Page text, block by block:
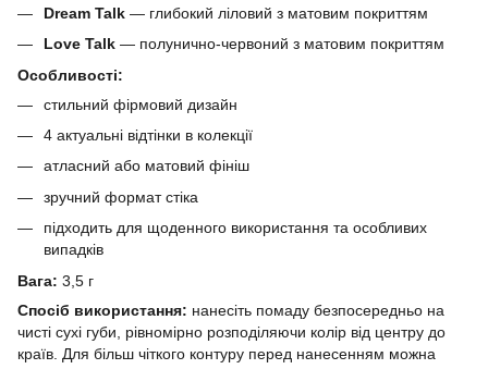
Dream Talk — глибокий ліловий з матовим покриттям
Love Talk — полунично-червоний з матовим покриттям
Особливості:
стильний фірмовий дизайн
4 актуальні відтінки в колекції
атласний або матовий фініш
зручний формат стіка
підходить для щоденного використання та особливих
випадків
Вага: 3,5 г
Спосіб використання: нанесіть помаду безпосередньо на
чисті сухі губи, рівномірно розподіляючи колір від центру до
країв. Для більш чіткого контуру перед нанесенням можна